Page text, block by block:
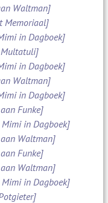
Waltman]
Memoriaal]
in Dagboek]
Multatuli]
in Dagboek]
Waltman]
in Dagboek]
Funke]
Mimi in Dagboek]
Waltman]
Funke]
Waltman]
Mimi in Dagboek]